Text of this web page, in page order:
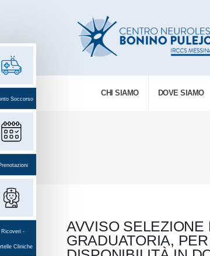
CHI SIAMO DOVE SIAMO
Soccorso
Ricoveri -
Cliniche
AVVISO
GRADUATORIA,